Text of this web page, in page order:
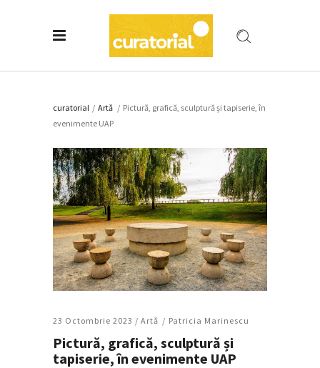
curatorial / Artǎ / Pictură, grafică, sculptură și tapiserie, în
evenimente UAP
23 Octombrie 2023 / Artǎ Patricia Marinescu
Pictură, grafică, sculptură și
tapiserie, în evenimente UAP